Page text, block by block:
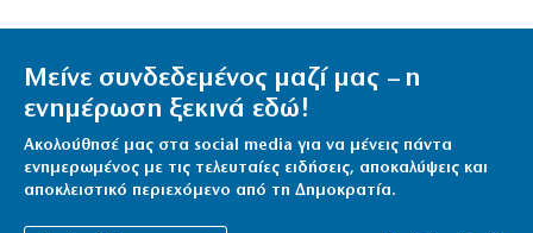
Μείνε συνδεδεμένος μαζί μας – η
ενημέρωση ξεκινά εδώ!
Ακολούθησέ μας στα social media για να μένεις πάντα
ενημερωμένος με τις τελευταίες ειδήσεις, αποκαλύψεις και
αποκλειστικό περιεχόμενο από τη Δημοκρατία.